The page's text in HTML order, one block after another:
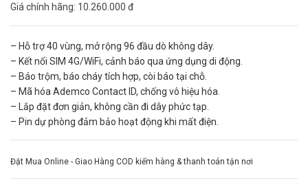
Giá chính hãng: 10.260.000 đ
– Hỗ trợ 40 vùng, mở rộng 96 đầu dò không dây.
– Kết nối SIM 4G/WiFi, cảnh báo qua ứng dụng di động.
– Báo trộm, báo cháy tích hợp, còi báo tại chỗ.
– Mã hóa Ademco Contact ID, chống vô hiệu hóa.
– Lắp đặt đơn giản, không cần đi dây phức tạp.
– Pin dự phòng đảm bảo hoạt động khi mất điện.
Đặt Mua Online - Giao Hàng COD kiểm hàng & thanh toán tận nơi